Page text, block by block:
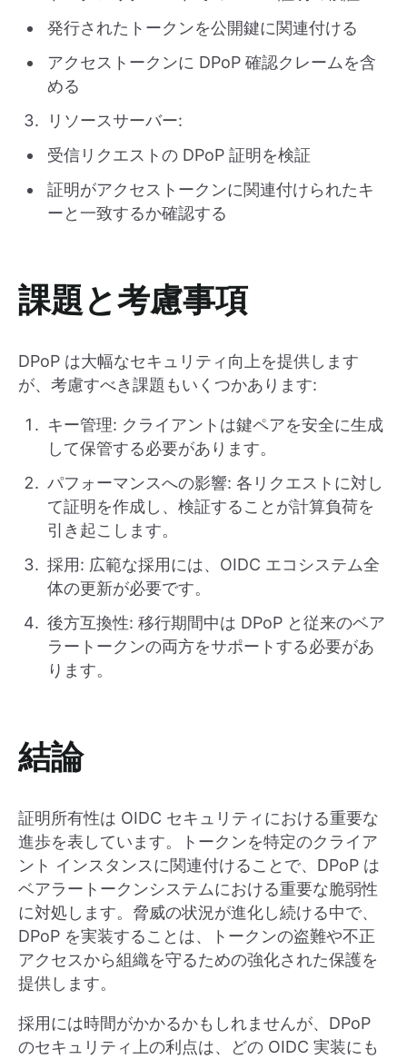
発行されたトークンを公開鍵に関連付ける
アクセストークンに DPoP 確認クレームを含
める
リソースサーバー:
受信リクエストの DPoP 証明を検証
証明がアクセストークンに関連付けられたキ
ーと一致するか確認する
課題と考慮事項
DPoP は大幅なセキュリティ向上を提供します
が、考慮すべき課題もいくつかあります:
キー管理: クライアントは鍵ペアを安全に生成
して保管する必要があります。
パフォーマンスへの影響: 各リクエストに対し
て証明を作成し、検証することが計算負荷を
引き起こします。
採用: 広範な採用には、OIDC エコシステム全
体の更新が必要です。
後方互換性: 移行期間中は DPoP と従来のベア
ラートークンの両方をサポートする必要があ
ります。
結論
証明所有性は OIDC セキュリティにおける重要な
進歩を表しています。トークンを特定のクライア
ント インスタンスに関連付けることで、DPoP は
ベアラートークンシステムにおける重要な脆弱性
に対処します。脅威の状況が進化し続ける中で、
DPoP を実装することは、トークンの盗難や不正
アクセスから組織を守るための強化された保護を
提供します。
採用には時間がかかるかもしれませんが、DPoP
のセキュリティ上の利点は、どの OIDC 実装にも